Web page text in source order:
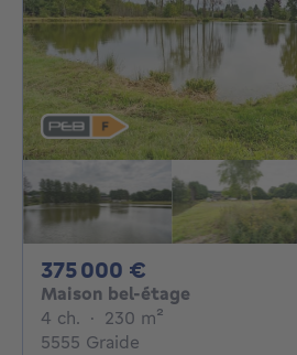
375 000 €
Maison bel-étage
4 ch. 4 chambres
· 230 m²
5555 Graide